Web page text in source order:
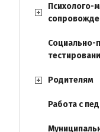
Психолого-
Социально-
Родителям
Работа с